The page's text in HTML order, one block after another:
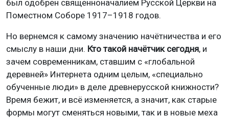
был одобрен священноначалием Русской Церкви на
Поместном Соборе 1917–1918 годов.
Но вернемся к самому значению начётничества и его
смыслу в наши дни. Кто такой начётчик сегодня, и
зачем современникам, ставшим с «глобальной
деревней» Интернета одним целым, «специально
обученные люди» в деле древнерусской книжности?
Время бежит, и всё изменяется, а значит, как старые
формы могут сменяться новыми, так и в новые меха